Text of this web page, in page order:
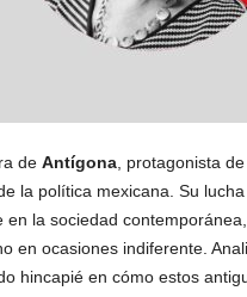
de Antígona, protagonista
la política mexicana. Su
en la sociedad
en ocasiones indiferente.
hincapié en cómo estos